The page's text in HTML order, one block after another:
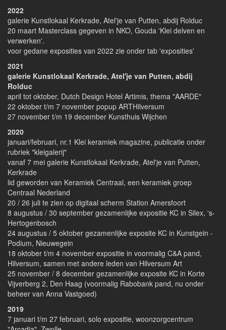
2022
galerie Kunstlokaal Kerkrade, Atel'je van Putten, abdij Rolduc
20 maart Masterclass gegeven in NKO, Gouda 'Klei delven en
verwerken'.
voor gedane exposities van 2022 zie onder tab 'exposities'
2021
galerie Kunstlokaal Kerkrade, Atel'je van Putten, abdij
Rolduc
april tot oktober, Dutch Design Hotel Artimis, thema "AARDE"
22 oktober t/m 7 november popup ARTHilversum
27 november t/m 19 december Kunsthuis Wijchen
2020
januari/februari, nr.1 Klei keramiek magazine, publicatie onder
rubriek "kleigalerij"
vanaf 7 mei galerie Kunstlokaal Kerkrade, Atel'je van Putten,
Kerkrade
lid geworden van Keramiek Centraal, een keramiek groep
Centraal Nederland
20 / 26 juli te zien op digitaal scherm Station Amersfoort
8 augustus / 30 september gezamenlijke expositie KC in Silex, 's-
Hertogenbosch
24 augustus / 5 oktober gezamenlijke exposite KC in Kunstgein -
Podium, Nieuwegein
18 oktober t/m 4 november expositie in voormalig C&A pand,
Hilversum, samen met andere leden van Hilversum Art
25 november / 8 december gezamenlijke exposite KC in Korte
Vijverberg 2, Den Haag (voormalig Rabobank pand, nu onder
beheer van Anna Vastgoed)
2019
7 januari t/m 27 februari, solo expositie, woonzorgcentrum